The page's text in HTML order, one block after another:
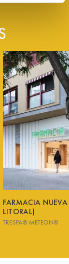
FARMACIA
LITORAL)
TRESPA® METEON®